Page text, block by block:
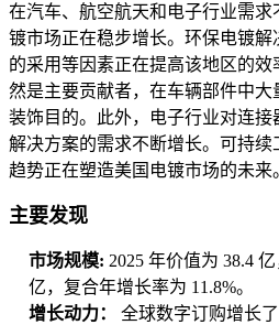
在汽车、航空航天和电子行业需
镀市场正在稳步增长。环保电镀
的采用等因素正在提高该地区的
然是主要贡献者，在车辆部件中
装饰目的。此外，电子行业对连
解决方案的需求不断增长。可持
趋势正在塑造美国电镀市场的未来
主要发现
市场规模: 2025 年价值为 38.4
亿，复合年增长率为 11.8%。
增长动力：
全球数字订购增长